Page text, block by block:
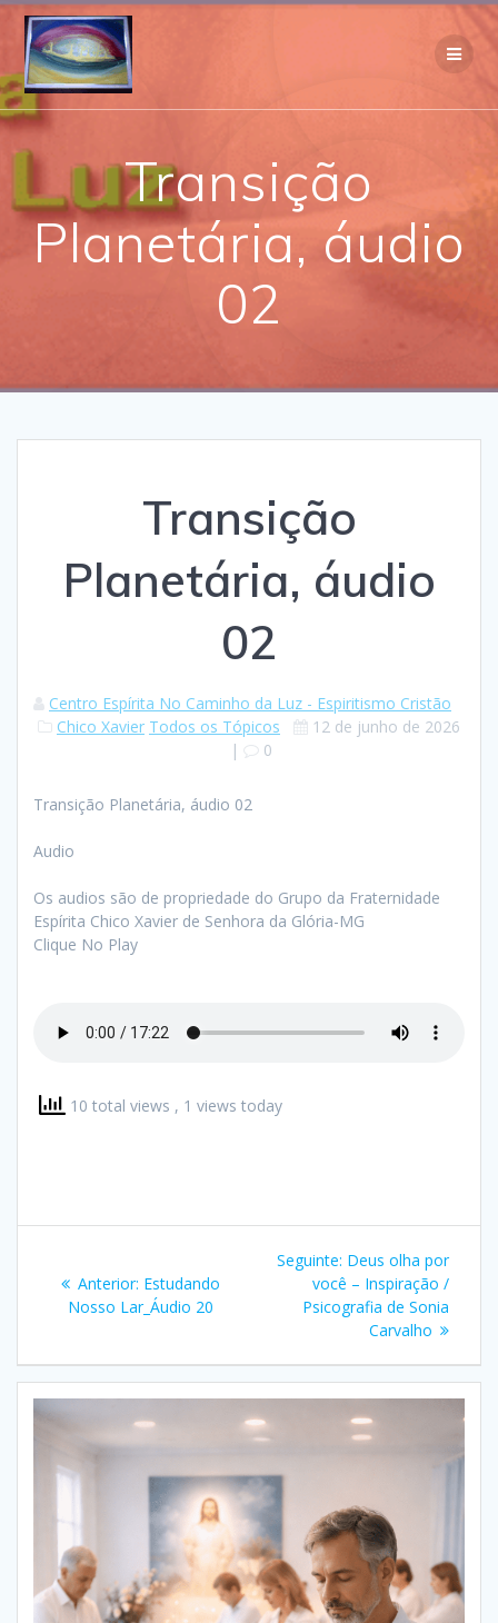
Skip
Transição
Planetária, áudio
02
Transição
Planetária, áudio
02
Centro Espírita No Caminho da Luz - Espiritismo Cristão
Chico Xavier Todos os Tópicos
12 de junho de 2026
|
0
Transição Planetária, áudio 02
Audio
Os audios são de propriedade do Grupo da Fraternidade
Espírita Chico Xavier de Senhora da Glória-MG
Clique No Play
10 total views , 1 views today
de
Anterior: Post
anterior:
Estudando
Nosso Lar_Áudio 20
Seguinte: Post
seguinte:
Deus olha por
você – Inspiração /
Psicografia de Sonia
Carvalho